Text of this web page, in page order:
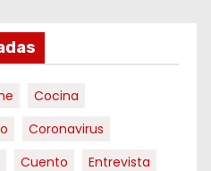
Cocina
Coronavirus
Cuento
Entrevista